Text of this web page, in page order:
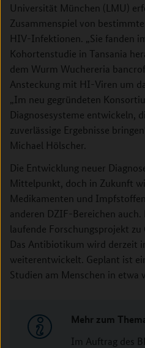
Universität München (LMU)
Zusammenspiel von
HIV-Infektionen. „Sie fanden
Kohortenstudie in Tansania
dem Wurm Wuchereria
Ansteckung mit HI-Viren um
„Im neu gegründeten
Diagnosesysteme entwickeln,
zuverlässige Ergebnisse
Michael Hölscher.
Die Entwicklung neuer
Mittelpunkt, doch in Zukunft
Medikamenten und
anderen DZIF-Bereichen auch.
laufende Forschungsprojekt
Das Antibiotikum wird derzeit
weiterentwickelt. Geplant ist
Studien am Menschen in etwa
Mehr zum
Im Auftrag des